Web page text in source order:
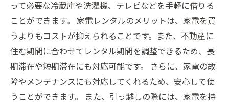
って必要な冷蔵庫や洗濯機、テレビなどを手軽に借りる
ことができます。 家電レンタルのメリットは、家電を買
うよりもコストが抑えられることです。また、不動産に
住む期間に合わせてレンタル期間を調整できるため、長
期滞在や短期滞在にも対応可能です。 さらに、家電の故
障やメンテナンスにも対応してくれるため、安心して使
うことができます。 また、引っ越しの際には、家電を持